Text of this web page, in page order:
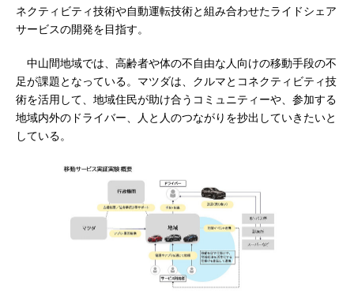
ネクティビティ技術や自動運転技術と組み合わせたライドシェア
サービスの開発を目指す。
中山間地域では、高齢者や体の不自由な人向けの移動手段の不
足が課題となっている。マツダは、クルマとコネクティビティ技
術を活用して、地域住民が助け合うコミュニティーや、参加する
地域内外のドライバー、人と人のつながりを抄出していきたいと
している。